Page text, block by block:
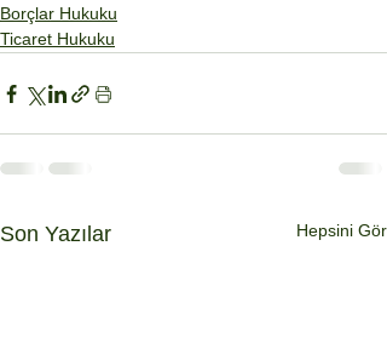
Borçlar Hukuku
Ticaret Hukuku
Son Yazılar Hepsini Gör